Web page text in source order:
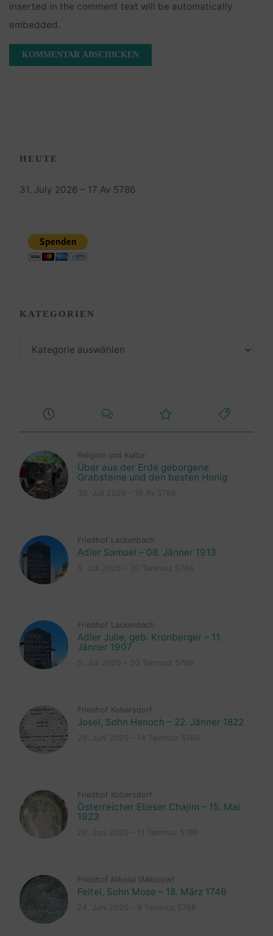
inserted in the comment text will be automatically
embedded.
HEUTE
31. July 2026 – 17 Av 5786
KATEGORIEN
Kategorien
Religion und Kultur
Über aus der Erde geborgene
Grabsteine und den besten Honig
Friedhof Lackenbach
Adler Samuel – 08. Jänner 1913
Friedhof Lackenbach
Adler Julie, geb. Kronberger – 11.
Jänner 1907
Friedhof Kobersdorf
Josel, Sohn Henoch – 22. Jänner 1822
Friedhof Kobersdorf
Österreicher Elieser Chajim – 15. Mai
1923
Friedhof Nikolai (Mikolow)
Feitel, Sohn Mose – 18. März 1748